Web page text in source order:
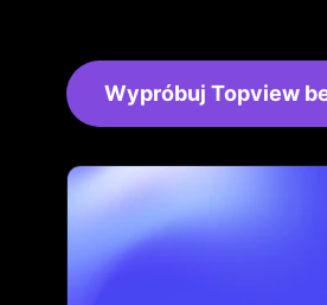
Wypróbuj Topview